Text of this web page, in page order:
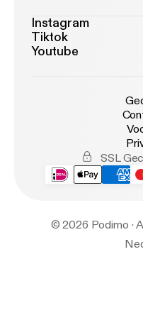
Instagram
Tiktok
Youtube
SSL
© 2026 Podimo ·